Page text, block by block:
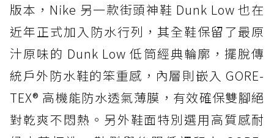
版本，Nike 另一款街頭神鞋 Dunk Low 也在
近年正式加入防水行列，其全鞋保留了最原
汁原味的 Dunk Low 低筒經典輪廓，擺脫傳
統戶外防水鞋的笨重感，內層則嵌入 GORE-
TEX® 高機能防水透氣薄膜，有效確保雙腳絕
對乾爽不悶熱。另外鞋面特別選用高質感耐